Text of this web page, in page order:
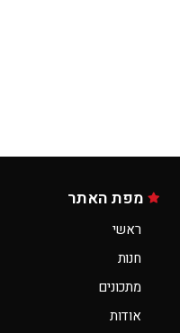
מפת האתר
ראשי
חנות
מתכונים
אודות